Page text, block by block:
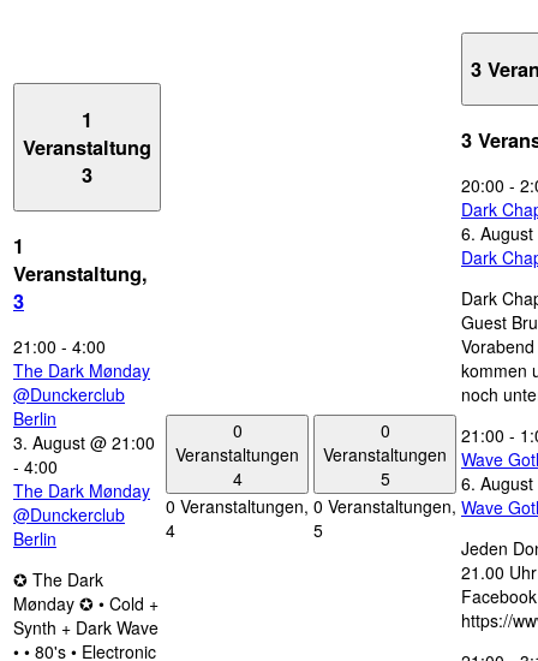
1
Veranstaltung
3
1
Veranstaltung,
3
21:00 - 4:00
The Dark Mønday
@Dunckerclub
Berlin
3. August @ 21:00
- 4:00
The Dark Mønday
@Dunckerclub
Berlin
✪ The Dark
Mønday ✪ • Cold +
Synth + Dark Wave
• • 80's • Electronic
0
Veranstaltungen
4
0 Veranstaltungen,
4
0
Veranstaltungen
5
0 Veranstaltungen,
5
3
3
20:00 -
Dark
6.
Dark
Dark
Guest
kommen
noch
21:00 -
Wave
6.
Wave
Jeden
21.00
https://